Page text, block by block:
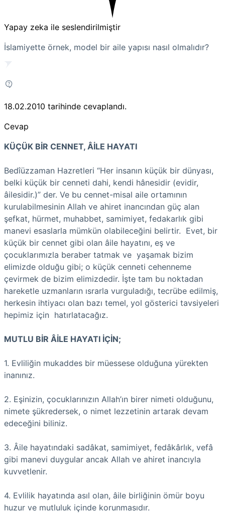
Yapay zeka ile seslendirilmiştir
İslamiyette örnek, model bir aile yapısı nasıl olmalıdır?
18.02.2010 tarihinde cevaplandı.
Cevap
KÜÇÜK BİR CENNET, ÂİLE HAYATI
Bedîüzzaman Hazretleri “Her insanın küçük bir dünyası,
belki küçük bir cenneti dahi, kendi hânesidir (evidir,
âilesidir.)” der. Ve bu cennet-misal aile ortamının
kurulabilmesinin Allah ve ahiret inancından güç alan
şefkat, hürmet, muhabbet, samimiyet, fedakarlık gibi
manevi esaslarla mümkün olabileceğini belirtir. Evet, bir
küçük bir cennet gibi olan âile hayatını, eş ve
çocuklarımızla beraber tatmak ve yaşamak bizim
elimizde olduğu gibi; o küçük cenneti cehenneme
çevirmek de bizim elimizdedir. İşte tam bu noktadan
hareketle uzmanların ısrarla vurguladığı, tecrübe edilmiş,
herkesin ihtiyacı olan bazı temel, yol gösterici tavsiyeleri
hepimiz için hatırlatacağız.
MUTLU BİR ÂİLE HAYATI İÇİN;
1. Evliliğin mukaddes bir müessese olduğuna yürekten
inanınız.
2. Eşinizin, çocuklarınızın Allah’ın birer nimeti olduğunu,
nimete şükredersek, o nimet lezzetinin artarak devam
edeceğini biliniz.
3. Âile hayatındaki sadâkat, samimiyet, fedâkârlık, vefâ
gibi manevi duygular ancak Allah ve ahiret inancıyla
kuvvetlenir.
4. Evlilik hayatında asıl olan, âile birliğinin ömür boyu
huzur ve mutluluk içinde korunmasıdır.